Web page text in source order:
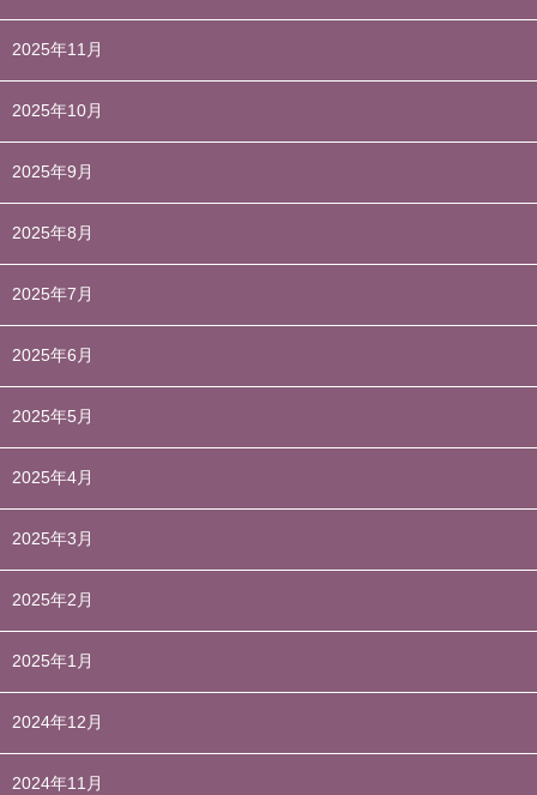
2025年11月
2025年10月
2025年9月
2025年8月
2025年7月
2025年6月
2025年5月
2025年4月
2025年3月
2025年2月
2025年1月
2024年12月
2024年11月